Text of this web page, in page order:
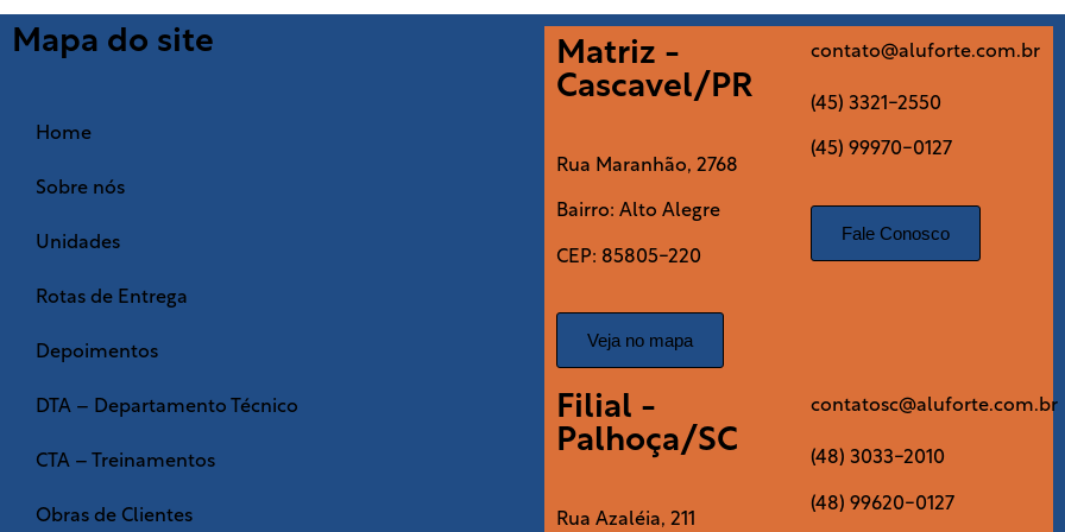
Mapa do site
Home
Sobre nós
Unidades
Rotas de Entrega
Depoimentos
DTA – Departamento Técnico
CTA – Treinamentos
Obras de Clientes
Matriz -
Cascavel/PR
Rua Maranhão, 2768
Bairro: Alto Alegre
CEP: 85805-220
Veja no mapa
contato@aluforte.com.br
(45) 3321-2550
(45) 99970-0127
Fale Conosco
Filial -
Palhoça/SC
Rua Azaléia, 211
contatosc@aluforte.com.br
(48) 3033-2010
(48) 99620-0127